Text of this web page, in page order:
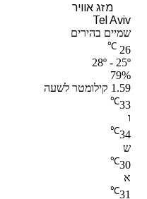
מזג אוויר
Tel Aviv
שמיים בהירים
26
℃
28º - 25º
79%
1.59 קילומטר לשעה
33
℃
ו
34
℃
ש
30
℃
א
31
℃